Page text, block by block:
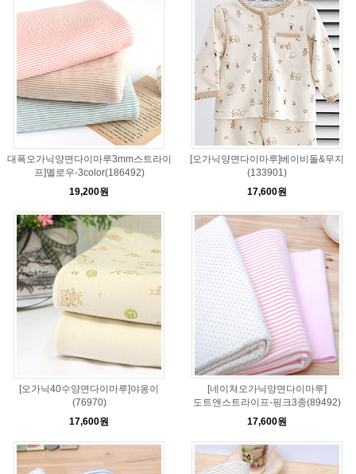
대폭오가닉양면다이마루3mm스트라이
프]멜로우-3color(186492)
19,200원
[오가닉양면다이마루]베이비돌&무지
(133901)
17,600원
[오가닉40수양면다이마루]야옹이
(76970)
17,600원
[네이쳐오가닉양면다이마루]
도트앤스트라이프-핑크3종(89492)
17,600원